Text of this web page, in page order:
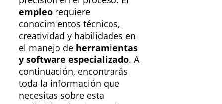
empleo requiere
conocimientos técnicos,
creatividad y habilidades en
el manejo de herramientas
y software especializado. A
continuación, encontrarás
toda la información que
necesitas sobre esta